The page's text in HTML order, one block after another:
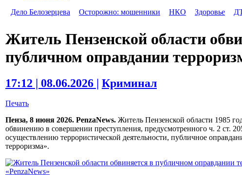
Дело Белозерцева
Осторожно: мошенники НКО Здоровье
Житель Пензенской области
публичном оправдании
17:12 | 08.06.2026 | Криминал
Печать
Пенза, 8 июня 2026. PenzaNews. Житель Пензенской области 1985
обвинению в совершении преступления, предусмотренного ч. 2
осуществлению террористической деятельности, публичное
терроризма».